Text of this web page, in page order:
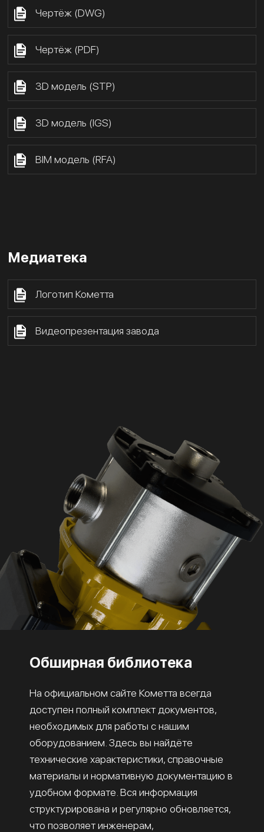
Чертёж (DWG)
Чертёж (PDF)
3D модель (STP)
3D модель (IGS)
BIM модель (RFA)
Медиатека
Логотип Кометта
Видеопрезентация завода
Обширная библиотека
На официальном сайте Кометта всегда
доступен полный комплект документов,
необходимых для работы с нашим
оборудованием. Здесь вы найдёте
технические характеристики, справочные
материалы и нормативную документацию в
удобном формате. Вся информация
структурирована и регулярно обновляется,
что позволяет инженерам,